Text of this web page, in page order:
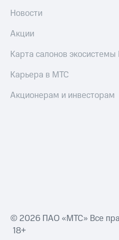
Новости
Акции
Карта салонов
Карьера в МТС
Акционерам и инвесторам
© 2026 ПАО «МТС» Все
18+